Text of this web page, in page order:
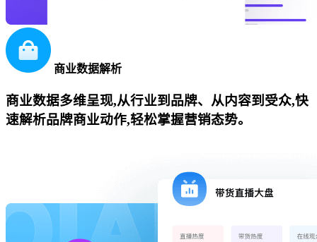
商业数据解析
商业数据多维呈现,从行业到品牌、从内容到受众,快
速解析品牌商业动作,轻松掌握营销态势。